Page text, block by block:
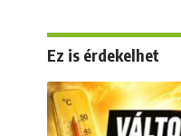
Ez is érdekelhet